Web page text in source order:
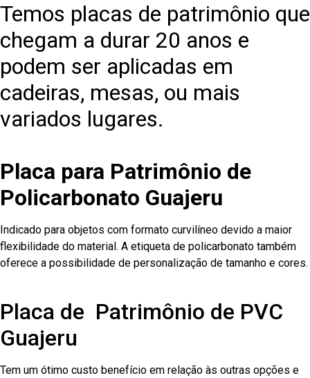
Temos placas de patrimônio que
chegam a durar 20 anos e
podem ser aplicadas em
cadeiras, mesas, ou mais
variados lugares.
Placa para Patrimônio de
Policarbonato Guajeru
Indicado para objetos com formato curvilíneo devido a maior
flexibilidade do material. A etiqueta de policarbonato também
oferece a possibilidade de personalização de tamanho e cores.
Placa de Patrimônio de PVC
Guajeru
Tem um ótimo custo benefício em relação às outras opções e